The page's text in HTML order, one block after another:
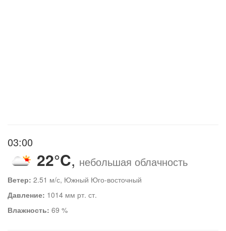
03:00
22°C, небольшая облачность
Ветер: 2.51 м/с, Южный Юго-восточный
Давление: 1014 мм рт. ст.
Влажность: 69 %